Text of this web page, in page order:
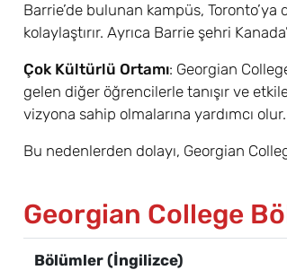
Barrie’de bulunan kampüs,
kolaylaştırır. Ayrıca Barrie şehri
Çok Kültürlü Ortamı: Georgian
gelen diğer öğrencilerle tanışır ve
vizyona sahip olmalarına yardımcı olur.
Bu nedenlerden dolayı, Georgian
Georgian College
Bölümler (İngilizce)